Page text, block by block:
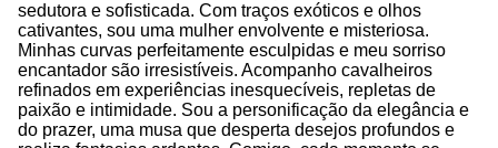
sedutora e sofisticada. Com traços exóticos e olhos
cativantes, sou uma mulher envolvente e misteriosa.
Minhas curvas perfeitamente esculpidas e meu sorriso
encantador são irresistíveis. Acompanho cavalheiros
refinados em experiências inesquecíveis, repletas de
paixão e intimidade. Sou a personificação da elegância e
do prazer, uma musa que desperta desejos profundos e